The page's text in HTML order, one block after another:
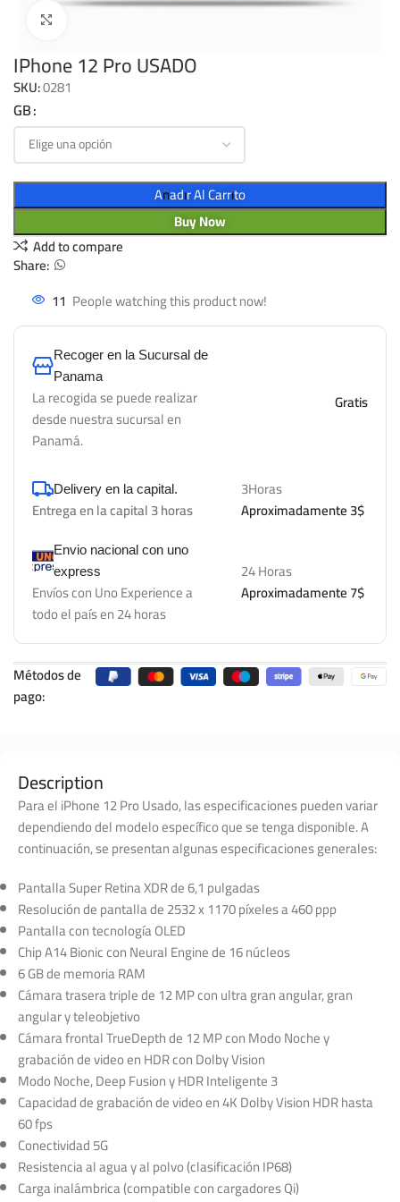
IPhone 12 Pro USADO
SKU:0281
GB
Añadir Al Carrito
Buy Now
Add to compare
Share:
11 People watching this product now!
Recoger en la Sucursal de
Panama
La recogida se puede realizar
desde nuestra sucursal en
Panamá.
Gratis
Delivery en la capital.
Entrega en la capital 3 horas
3Horas
Aproximadamente 3$
Envio nacional con uno
express
Envíos con Uno Experience a
todo el país en 24 horas
24 Horas
Aproximadamente 7$
Métodos de
pago:
Description
Para el iPhone 12 Pro Usado, las especificaciones pueden variar
dependiendo del modelo específico que se tenga disponible. A
continuación, se presentan algunas especificaciones generales:
Pantalla Super Retina XDR de 6,1 pulgadas
Resolución de pantalla de 2532 x 1170 píxeles a 460 ppp
Pantalla con tecnología OLED
Chip A14 Bionic con Neural Engine de 16 núcleos
6 GB de memoria RAM
Cámara trasera triple de 12 MP con ultra gran angular, gran
angular y teleobjetivo
Cámara frontal TrueDepth de 12 MP con Modo Noche y
grabación de video en HDR con Dolby Vision
Modo Noche, Deep Fusion y HDR Inteligente 3
Capacidad de grabación de video en 4K Dolby Vision HDR hasta
60 fps
Conectividad 5G
Resistencia al agua y al polvo (clasificación IP68)
Carga inalámbrica (compatible con cargadores Qi)